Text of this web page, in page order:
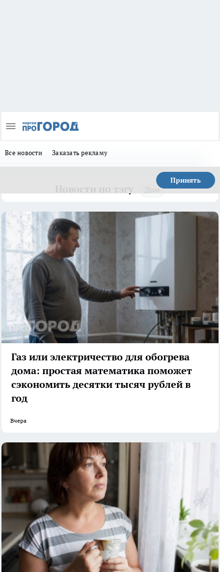
Все новости Заказать рекламу
Принять
Дом
Газ или электричество для обогрева
дома: простая математика поможет
сэкономить десятки тысяч рублей в
год
Вчера